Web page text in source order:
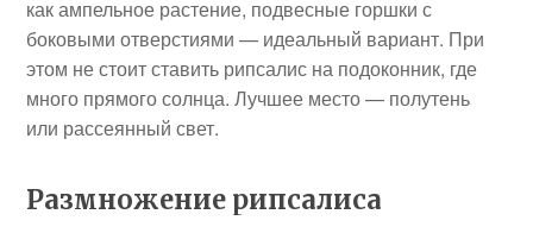
как ампельное растение, подвесные горшки с
боковыми отверстиями — идеальный вариант. При
этом не стоит ставить рипсалис на подоконник, где
много прямого солнца. Лучшее место — полутень
или рассеянный свет.
Размножение рипсалиса